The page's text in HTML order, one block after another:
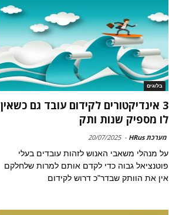
בלוגים
3 אינדיקטורים לקידום עובד גם כשאין
לו מספיק שנות ותק
מערכת HRus -
20/07/2025
על מנהלי משאבי האנוש לזהות עובדים בעלי
פוטנציאל גבוה כדי לקדם אותם למרות שלחלקם
אין את הוותק שבדר"כ דרוש לקידום